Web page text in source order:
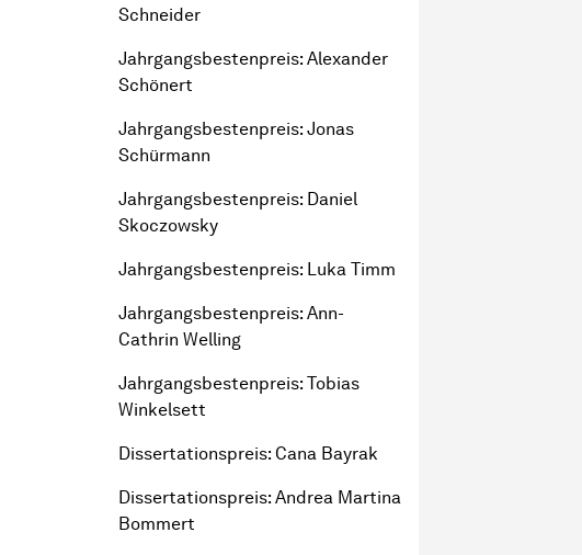
Schneider
Jahr­gangs­besten­preis: Alexander
Schönert
Jahr­gangs­besten­preis: Jonas
Schürmann
Jahr­gangs­besten­preis: Daniel
Skoczowsky
Jahr­gangs­besten­preis: Luka Timm
Jahr­gangs­besten­preis: Ann-
Cathrin Welling
Jahr­gangs­besten­preis: Tobias
Winkelsett
Dissertationspreis: Cana Bayrak
Dissertationspreis: Andrea Martina
Bommert